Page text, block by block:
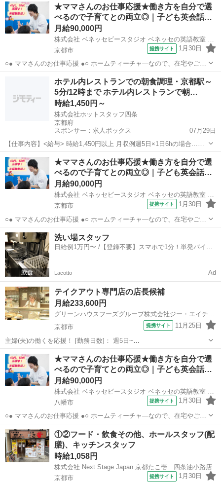
可能です。 ○● 未経験からの「英語の先生」デビューも大歓迎 ●○ ・開
校以降は教室運営...
★ママさんのお仕事応援★働き方を自分で選
べるので子育てとの両立◎｜子ども英会話…
月給90,000円
京都市
提携サイト 1月30日
○● ママさんのお仕事応援 ●○ ホームティーチャ—なので、在宅やご自
宅近くでの勤務！ ご家庭の都合に応じて、週1日～開校日なども調整
校以降は教室運営...
ホテル内レストランでの朝食調理・京都駅～
5分/12時まで ホテル内レストランで朝…
時給1,450円～
株式会社ホットスタッフ四条
京都府
スポンサー：求人ボックス
07月29日
【仕事内容】<給与> 時給1,450円以上 月収例週5日×1日6hの場合…
182,700円/週4日×1日6hの場合…139,200円 交通費別 給与前渡しOK(規
定有)/交通費:通勤手段問わず、2km以上から支給(規定有:上限64...
アルバイト・パート / 派遣社員
★ママさんのお仕事応援★働き方を自分で選
べるので子育てとの両立◎｜子ども英会話…
月給90,000円
株式会社 ベネッセビースタジオ ベネッセの英語教室 BE studio
京都市
提携サイト 1月30日
○● ママさんのお仕事応援 ●○ ホームティーチャ—なので、在宅やご自
宅近くでの勤務！ ご家庭の都合に応じて、週1日～開校日なども調整
可能です。 ○● 未経験からの「英語の先生」デビューも大歓迎 ●○ ・開
校以降は教室運営...
京都 京都市 店長
洗い場スタッフ
日給例1万円〜 /【登録不要】スマホで1分！単発バイト
Lacotto Ad
テイクアウト専門店の店長候補
月給233,600円
グリーンハウスフーズグループ株式会社ジー・エイチ・エフ・マネジメント
京都市
提携サイト 11月25日
主婦(夫)の働くを応援！ [勤務日数]： 週5日~
09:30~18:30/12:00~20:00/14:00~21:30 月/火/水/木/金/土/日 などから選
べます [勤務地・最寄駅]： 京都府京都市伏見区桃山町山ノ...
京都 京都市
★ママさんのお仕事応援★働き方を自分で選
べるので子育てとの両立◎｜子ども英会話…
月給90,000円
八幡市
提携サイト 1月30日
○● ママさんのお仕事応援 ●○ ホームティーチャ—なので、在宅やご自
宅近くでの勤務！ ご家庭の都合に応じて、週1日～開校日なども調整
可能です。 ○● 未経験からの「英語の先生」デビューも大歓迎 ●○ ・開
校以降は教室運営...
京都 八幡市 店長
①②フード・飲食その他、ホールスタッフ(配
膳)、キッチンスタッフ
時給1,058円
株式会社 Next Stage Japan 京都たこ壱 四条油小路店
京都市
提携サイト 1月30日